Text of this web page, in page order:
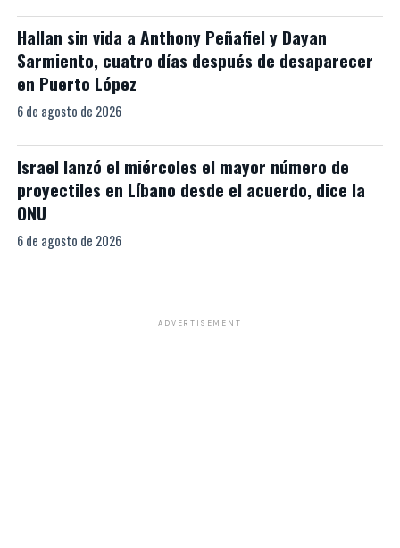
Hallan sin vida a Anthony Peñafiel y Dayan
Sarmiento, cuatro días después de desaparecer
en Puerto López
6 de agosto de 2026
Israel lanzó el miércoles el mayor número de
proyectiles en Líbano desde el acuerdo, dice la
ONU
6 de agosto de 2026
ADVERTISEMENT